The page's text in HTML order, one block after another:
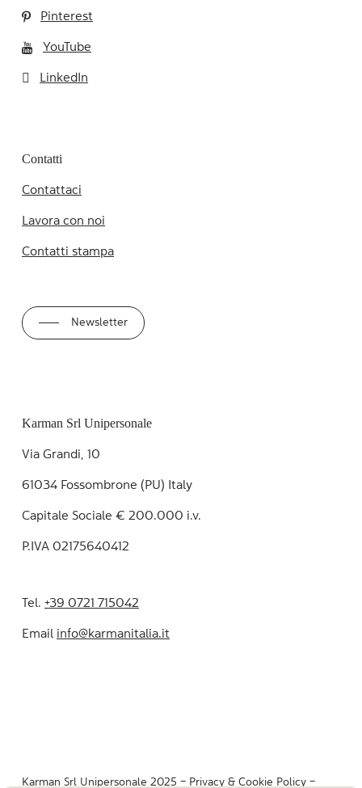
Pinterest
YouTube
LinkedIn
Contatti
Contattaci
Lavora con noi
Contatti stampa
Newsletter
Karman Srl Unipersonale
Via Grandi, 10
61034 Fossombrone (PU) Italy
Capitale Sociale € 200.000 i.v.
P.IVA 02175640412
Tel.+39 0721 715042
Email info@karmanitalia.it
Karman Srl Unipersonale 2025 – Privacy & Cookie Policy–